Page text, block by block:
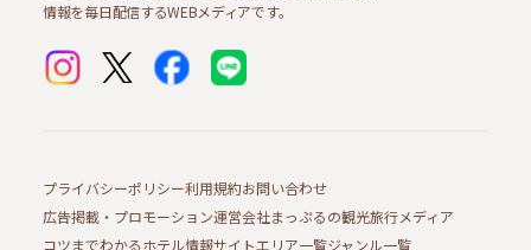
情報を毎日配信するWEBメディアです。
プライバシーポリシー利用規約お問い合わせ
広告掲載・プロモーション運営会社まっぷるの観光旅行メディア
コツまでわかるホテル情報サイトエリア一覧ジャンル一覧